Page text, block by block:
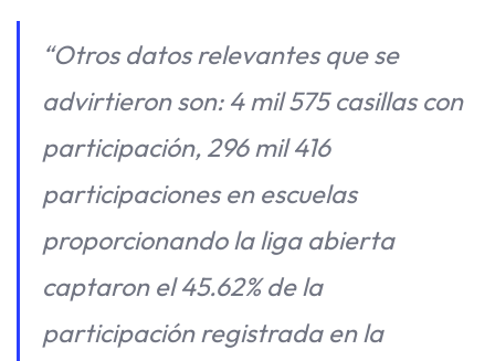
“Otros datos relevantes que se
advirtieron son: 4 mil 575 casillas con
participación, 296 mil 416
participaciones en escuelas
proporcionando la liga abierta
captaron el 45.62% de la
participación registrada en la